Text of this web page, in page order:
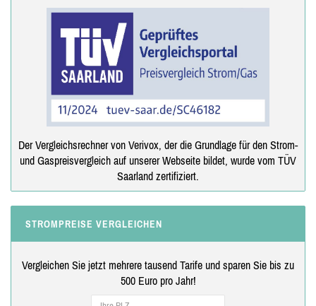
Der Vergleichsrechner von Verivox, der die Grundlage für den Strom-
und Gaspreisvergleich auf unserer Webseite bildet, wurde vom TÜV
Saarland zertifiziert.
STROMPREISE VERGLEICHEN
Vergleichen Sie jetzt mehrere tausend Tarife und sparen Sie bis zu
500 Euro pro Jahr!